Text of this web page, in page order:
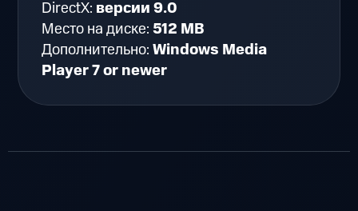
DirectX: версии 9.0
Место на диске:512 MB
Дополнительно:Windows Media
Player 7 or newer